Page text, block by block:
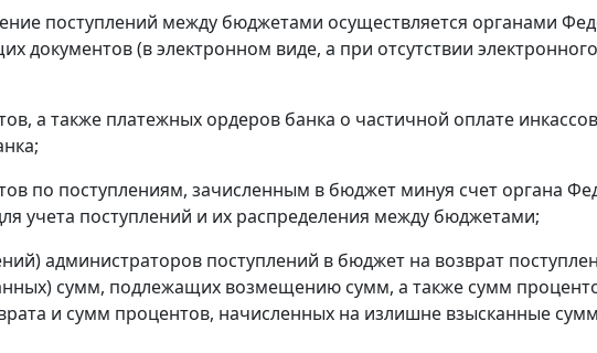
поступлений между бюджетами осуществляется органами
документов (в электронном виде, а при отсутствии
а также платежных ордеров банка о частичной оплате
по поступлениям, зачисленным в бюджет минуя счет органа
учета поступлений и их распределения между бюджетами;
администраторов поступлений в бюджет на возврат
сумм, подлежащих возмещению сумм, а также сумм
и сумм процентов, начисленных на излишне взысканные